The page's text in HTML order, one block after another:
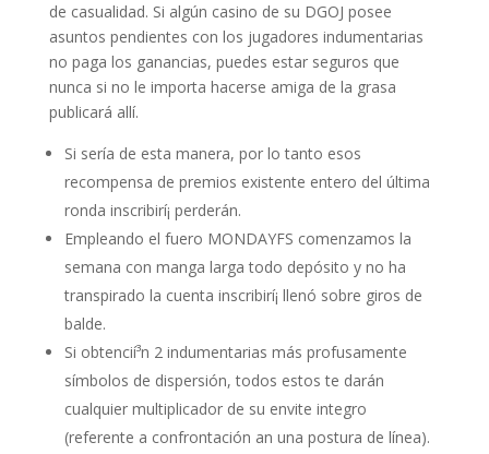
de casualidad. Si algún casino de su DGOJ posee
asuntos pendientes con los jugadores indumentarias
no paga los ganancias, puedes estar seguros que
nunca si no le importa hacerse amiga de la grasa
publicará allí.
Si serí­a de esta manera, por lo tanto esos
recompensa de premios existente entero del última
ronda inscribirí¡ perderán.
Empleando el fuero MONDAYFS comenzamos la
semana con manga larga todo depósito y no ha
transpirado la cuenta inscribirí¡ llenó sobre giros de
balde.
Si obtencií³n 2 indumentarias más profusamente
símbolos de dispersión, todos estos te darán
cualquier multiplicador de su envite integro
(referente a confrontación an una postura de línea).